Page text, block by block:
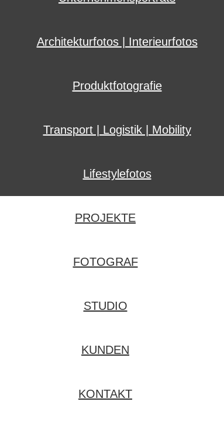
Architekturfotos | Interieurfotos
Produktfotografie
Transport | Logistik | Mobility
Lifestylefotos
PROJEKTE
FOTOGRAF
STUDIO
KUNDEN
KONTAKT